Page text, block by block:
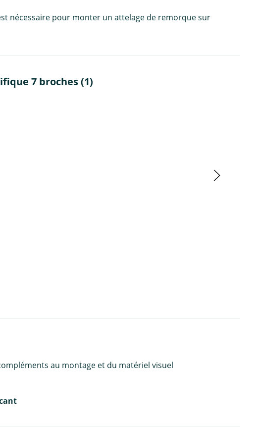
nécessaire pour monter un attelage de remorque sur
7 broches (1)
au montage et du matériel visuel